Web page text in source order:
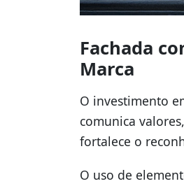
Fachada
Marca
O investimento
comunica
fortalece o
O uso de